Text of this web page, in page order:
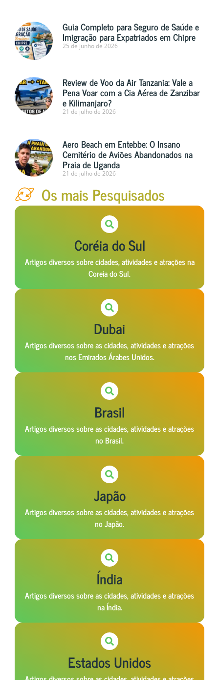
Guia Completo para Seguro de Saúde e
Imigração para Expatriados em Chipre
25 de junho de 2026
Review de Voo da Air Tanzania: Vale a
Pena Voar com a Cia Aérea de Zanzibar
e Kilimanjaro?
21 de julho de 2026
Aero Beach em Entebbe: O Insano
Cemitério de Aviões Abandonados na
Praia de Uganda
21 de julho de 2026
Os mais Pesquisados
Coréia do Sul
Artigos diversos sobre cidades, atividades e atrações na
Coreia do Sul.
Dubai
Artigos diversos sobre as cidades, atividades e atrações
nos Emirados Árabes Unidos.
Brasil
Artigos diversos sobre as cidades, atividades e atrações
no Brasil.
Japão
Artigos diversos sobre as cidades, atividades e atrações
no Japão.
Índia
Artigos diversos sobre as cidades, atividades e atrações
na Índia.
Estados Unidos